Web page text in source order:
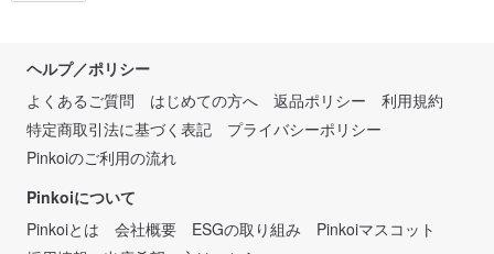
ヘルプ／ポリシー
よくあるご質問
はじめての方へ 返品ポリシー
利用規約
特定商取引法に基づく表記
プライバシーポリシー
Pinkoiのご利用の流れ
Pinkoiについて
Pinkoiとは
会社概要 ESGの取り組み
Pinkoiマスコット